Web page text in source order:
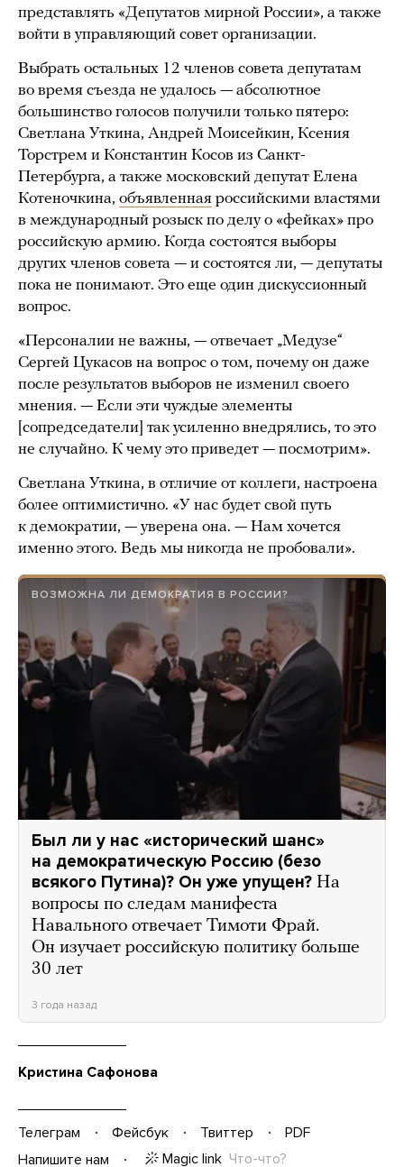
представлять «Депутатов мирной России», а также
войти в управляющий совет организации.
Выбрать остальных 12 членов совета депутатам
во время съезда не удалось — абсолютное
большинство голосов получили только пятеро:
Светлана Уткина, Андрей Моисейкин, Ксения
Торстрем и Константин Косов из Санкт-
Петербурга, а также московский депутат Елена
Котеночкина, объявленная российскими властями
в международный розыск по делу о «фейках» про
российскую армию. Когда состоятся выборы
других членов совета — и состоятся ли, — депутаты
пока не понимают. Это еще один дискуссионный
вопрос.
«Персоналии не важны, — отвечает „Медузе“
Сергей Цукасов на вопрос о том, почему он даже
после результатов выборов не изменил своего
мнения. — Если эти чуждые элементы
[сопредседатели] так усиленно внедрялись, то это
не случайно. К чему это приведет — посмотрим».
Светлана Уткина, в отличие от коллеги, настроена
более оптимистично. «У нас будет свой путь
к демократии, — уверена она. — Нам хочется
именно этого. Ведь мы никогда не пробовали».
ВОЗМОЖНА ЛИ ДЕМОКРАТИЯ В РОССИИ?
Был ли у нас «исторический шанс»
на демократическую Россию (безо
всякого Путина)? Он уже упущен? На
вопросы по следам манифеста
Навального отвечает Тимоти Фрай.
Он изучает российскую политику больше
30 лет
3 года назад
Кристина Сафонова
Телеграм Фейсбук Твиттер
PDF
Напишите нам
Magic link Что-что?